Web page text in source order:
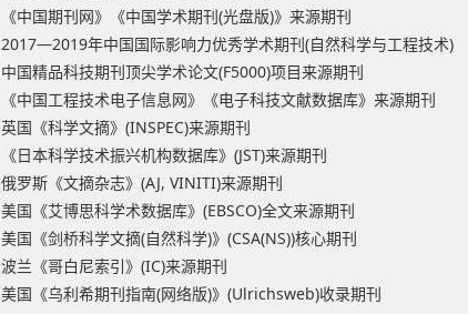
《中国期刊网》《中国学术期刊(光盘版)》来源期刊
2017—2019年中国国际影响力优秀学术期刊(自然科学与工程技术)
中国精品科技期刊顶尖学术论文(F5000)项目来源期刊
《中国工程技术电子信息网》《电子科技文献数据库》来源期刊
英国《科学文摘》(INSPEC)来源期刊
《日本科学技术振兴机构数据库》(JST)来源期刊
俄罗斯《文摘杂志》(AJ, VINITI)来源期刊
美国《艾博思科学术数据库》(EBSCO)全文来源期刊
美国《剑桥科学文摘(自然科学)》(CSA(NS))核心期刊
波兰《哥白尼索引》(IC)来源期刊
美国《乌利希期刊指南(网络版)》(Ulrichsweb)收录期刊